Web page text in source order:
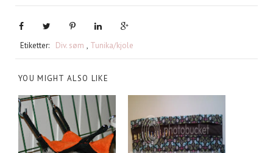
Etiketter: Div. søm , Tunika/kjole
YOU MIGHT ALSO LIKE